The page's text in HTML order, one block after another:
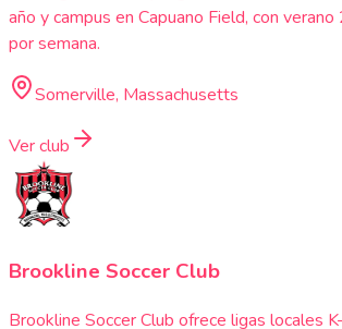
año y campus en Capuano Field, con
por semana.
Somerville, Massachusetts
Ver club
Brookline Soccer Club
Brookline Soccer Club ofrece ligas locales